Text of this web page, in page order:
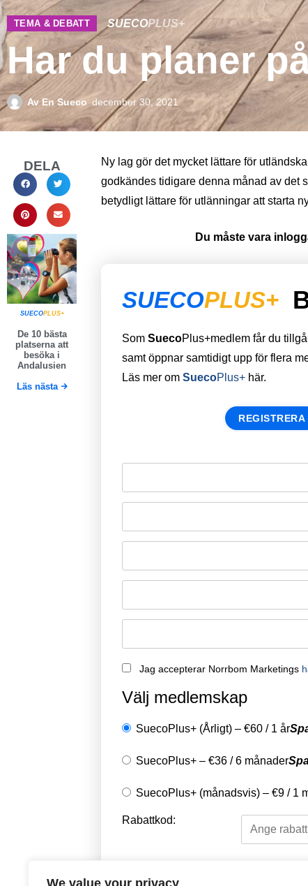
We value your privacy
TEMA & DEBATT SUECOPLUS+
Har du planer
Av En Sueco december 30, 2021
DELA
SUECOPLUS+
De 10 bästa
platserna att
besöka i
Andalusien
Läs nästa
Ny lag gör det mycket lättare för
godkändes tidigare denna månad av det
betydligt lättare för utlänningar att starta
Du måste vara
SUECOPLUS+
Som SuecoPlus+medlem får du
samt öppnar samtidigt upp för flera
Läs mer om SuecoPlus+ här.
REGISTRERA
Jag accepterar Norrbom Marketings
Välj medlemskap
SuecoPlus+ (Årligt) – €60 / 1 år
SuecoPlus+ – €36 /6 månader
SuecoPlus+ (månadsvis) – €9 / 1
Rabattkod:
Välj en